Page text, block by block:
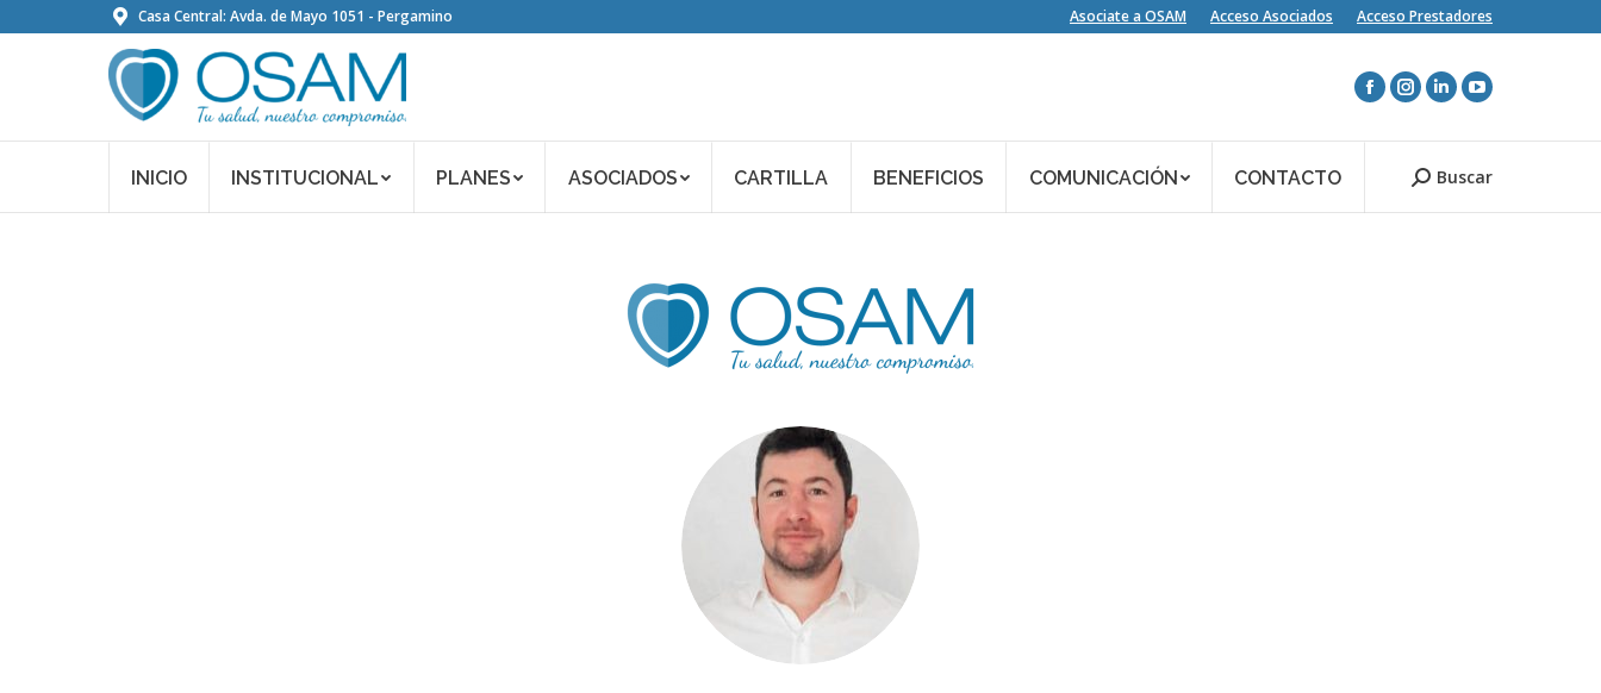
Casa Central: Avda. de Mayo 1051 - Pergamino Asociate a OSAM Acceso Asociados Acceso Prestadores
INICIO INSTITUCIONAL PLANES ASOCIADOS CARTILLA BENEFICIOS COMUNICACIÓN CONTACTO Search:Buscar